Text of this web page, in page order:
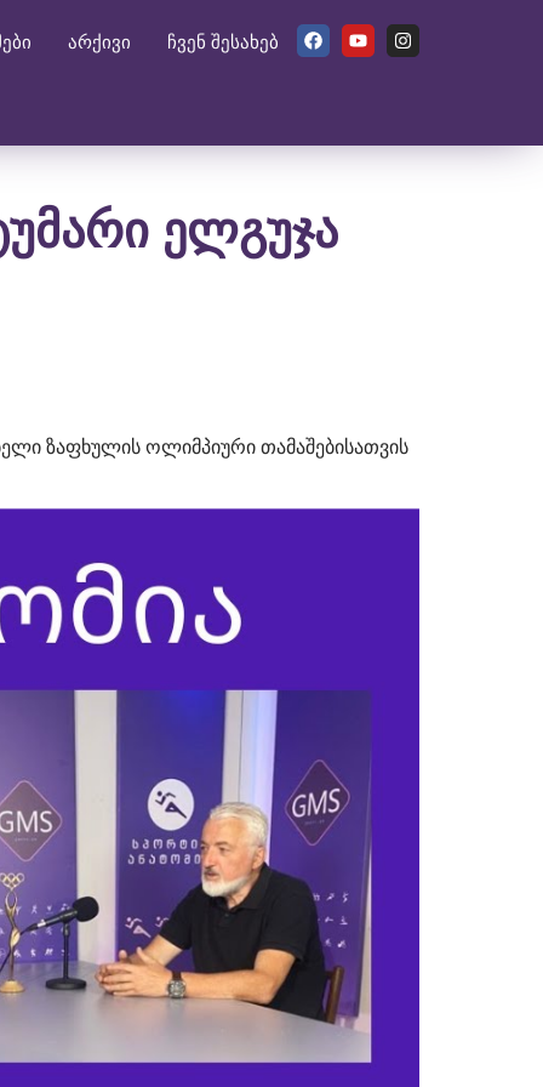
არქივი ჩვენ შესახებ
ელგუჯა
ზაფხულის ოლიმპიური თამაშებისათვის